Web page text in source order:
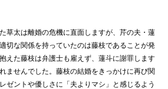
草太は離婚の危機に直面しますが、芹の夫・蓮
切な関係を持っていたのは藤枝であることが発
えた藤枝は弁護士も雇えず、蓮斗に謝罪します
ませんでした。藤枝の結婚をきっかけに再び関
ゼントや優しさに「夫よりマシ」と感じるよう